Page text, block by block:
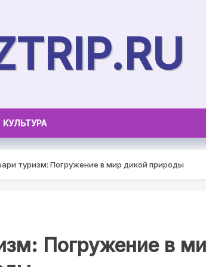
КУЛЬТУРА
туризм: Погружение в мир дикой природы
Погружение в